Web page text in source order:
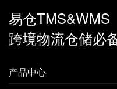
易仓TMS&WMS
跨境物流仓储必
产品中心